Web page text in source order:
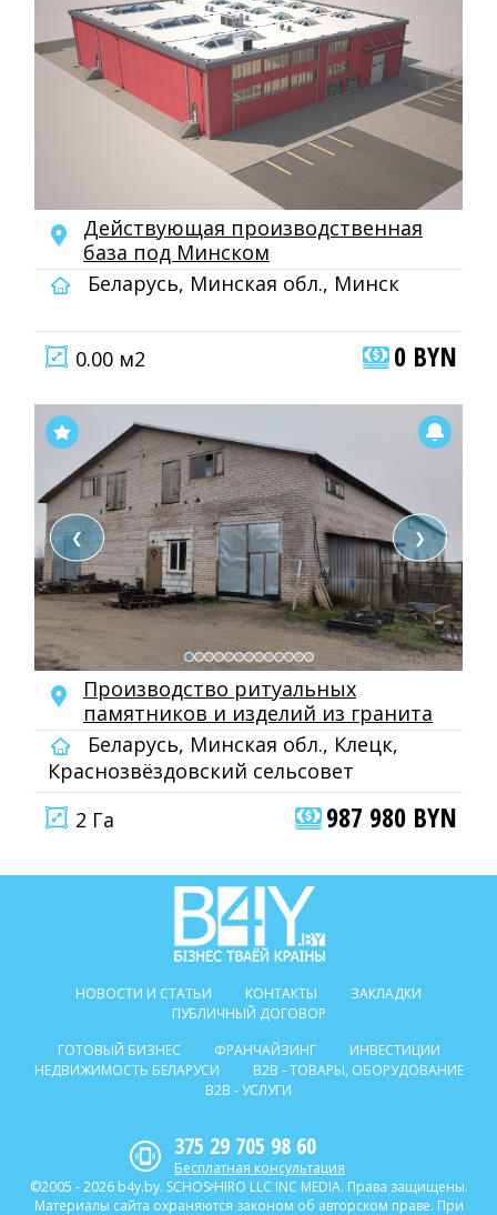
Действующая производственная
база под Минском
Беларусь, Минская обл., Минск
0.00 м2 0 BYN
❮ ❯
Производство ритуальных
памятников и изделий из гранита
Беларусь, Минская обл., Клецк,
Краснозвёздовский сельсовет
2 Га
987 980 BYN
НОВОСТИ И СТАТЬИ КОНТАКТЫ
ЗАКЛАДКИ
ПУБЛИЧНЫЙ ДОГОВОР
ГОТОВЫЙ БИЗНЕС
ФРАНЧАЙЗИНГ
ИНВЕСТИЦИИ
НЕДВИЖИМОСТЬ БЕЛАРУСИ
B2B - ТОВАРЫ, ОБОРУДОВАНИЕ
B2B - УСЛУГИ
375 29 705 98 60
Бесплатная консультация
©2005 - 2026 b4y.by. SCHOSᶳHIRO LLC INC MEDIA. Права защищены.
Материалы сайта охраняются законом об авторском праве. При